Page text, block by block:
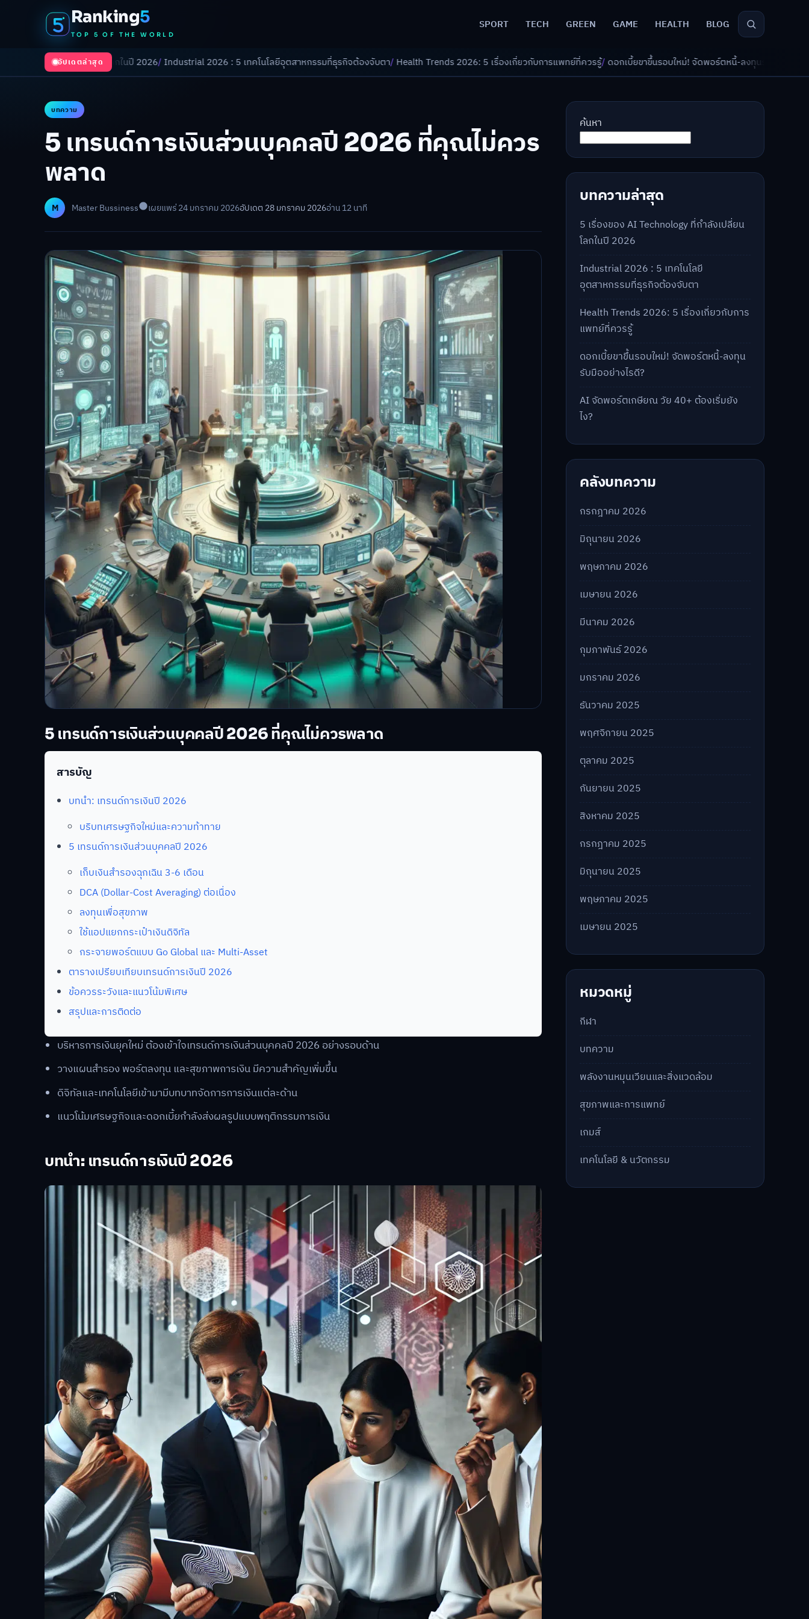
Ranking5
TOP 5 OF THE WORLD
SPORT TECH GREEN GAME HEALTH BLOG
อัปเดตล่าสุด
ลี่ยนโลกในปี 2026/Industrial 2026 : 5 เทคโนโลยีอุตสาหกรรมที่ธุรกิจต้องจับตา/Health Trends 2026: 5 เรื่องเกี่ยวกับการแพทย์ที่ควรรู้/ดอกเบี้ยขาขึ้นรอบใหม่! จัดพอร์ตหนี้-ลงทุนรับมืออย่างไรดี?/AI จัดพอร์ตเกษีย
บทความ
5 เทรนด์การเงินส่วนบุคคลปี 2026 ที่คุณไม่ควร
พลาด
M Master Bussiness เผยแพร่ 24 มกราคม 2026อัปเดต 28 มกราคม 2026อ่าน 12 นาที
5 เทรนด์การเงินส่วนบุคคลปี 2026 ที่คุณไม่ควรพลาด
สารบัญ
บทนำ: เทรนด์การเงินปี 2026
บริบทเศรษฐกิจใหม่และความท้าทาย
5 เทรนด์การเงินส่วนบุคคลปี 2026
เก็บเงินสำรองฉุกเฉิน 3-6 เดือน
DCA (Dollar-Cost Averaging) ต่อเนื่อง
ลงทุนเพื่อสุขภาพ
ใช้แอปแยกกระเป๋าเงินดิจิทัล
กระจายพอร์ตแบบ Go Global และ Multi-Asset
ตารางเปรียบเทียบเทรนด์การเงินปี 2026
ข้อควรระวังและแนวโน้มพิเศษ
สรุปและการติดต่อ
บริหารการเงินยุคใหม่ ต้องเข้าใจเทรนด์การเงินส่วนบุคคลปี 2026 อย่างรอบด้าน
วางแผนสำรอง พอร์ตลงทุน และสุขภาพการเงิน มีความสำคัญเพิ่มขึ้น
ดิจิทัลและเทคโนโลยีเข้ามามีบทบาทจัดการการเงินแต่ละด้าน
แนวโน้มเศรษฐกิจและดอกเบี้ยกำลังส่งผลรูปแบบพฤติกรรมการเงิน
บทนำ: เทรนด์การเงินปี 2026
ค้นหา
บทความล่าสุด
5 เรื่องของ AI Technology ที่กำลังเปลี่ยน
โลกในปี 2026
Industrial 2026 : 5 เทคโนโลยี
อุตสาหกรรมที่ธุรกิจต้องจับตา
Health Trends 2026: 5 เรื่องเกี่ยวกับการ
แพทย์ที่ควรรู้
ดอกเบี้ยขาขึ้นรอบใหม่! จัดพอร์ตหนี้-ลงทุน
รับมืออย่างไรดี?
AI จัดพอร์ตเกษียณ วัย 40+ ต้องเริ่มยัง
ไง?
คลังบทความ
กรกฎาคม 2026
มิถุนายน 2026
พฤษภาคม 2026
เมษายน 2026
มีนาคม 2026
กุมภาพันธ์ 2026
มกราคม 2026
ธันวาคม 2025
พฤศจิกายน 2025
ตุลาคม 2025
กันยายน 2025
สิงหาคม 2025
กรกฎาคม 2025
มิถุนายน 2025
พฤษภาคม 2025
เมษายน 2025
หมวดหมู่
กีฬา
บทความ
พลังงานหมุนเวียนและสิ่งแวดล้อม
สุขภาพและการแพทย์
เกมส์
เทคโนโลยี & นวัตกรรม